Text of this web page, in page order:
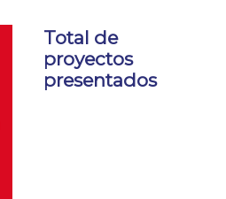
Total de
proyectos
presentados